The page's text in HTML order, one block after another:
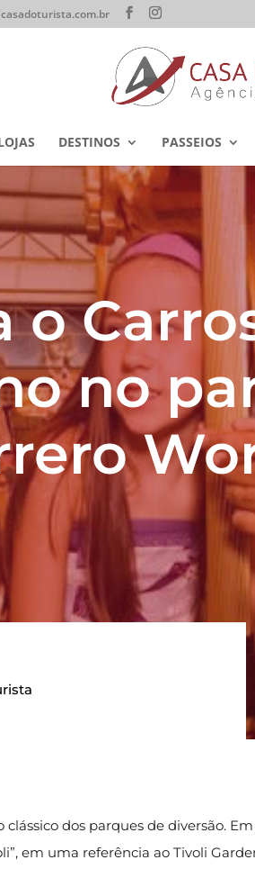
DESTINOS PASSEIOS
o
no
clássico dos parques de diversão.
em uma referência ao Tivoli